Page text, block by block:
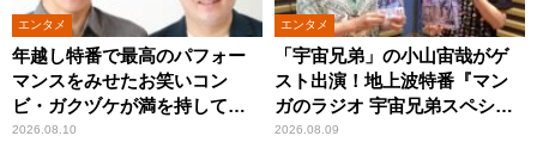
エンタメ
年越し特番で最高のパフォー
マンスをみせたお笑いコン
ビ・ガクヅケが満を持して
『オールナイトニッポン
2026.08.10
エンタメ
「宇宙兄弟」の小山宙哉がゲ
スト出演！地上波特番『マン
ガのラジオ 宇宙兄弟スペシャ
ル 』
2026.08.09